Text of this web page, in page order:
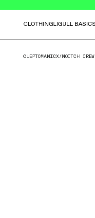
CLOTHINGLIGULL
CLEPTOMANICX/ NOITCH